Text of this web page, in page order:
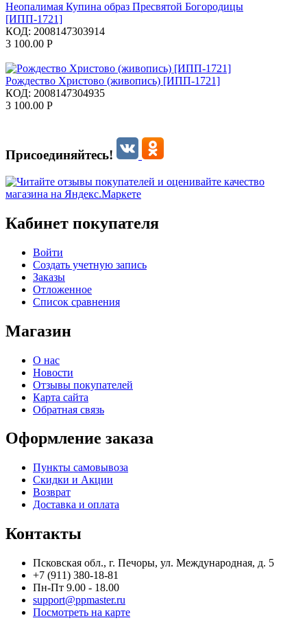
Неопалимая Купина образ Пресвятой Богородицы
[ИПП-1721]
КОД: 2008147303914
3 100.00 Р
Рождество Христово (живопись) [ИПП-1721]
КОД: 2008147304935
3 100.00 Р
Присоединяйтесь!
Кабинет покупателя
Войти
Создать учетную запись
Заказы
Отложенное
Список сравнения
Магазин
О нас
Новости
Отзывы покупателей
Карта сайта
Обратная связь
Оформление заказа
Пункты самовывоза
Скидки и Акции
Возврат
Доставка и оплата
Контакты
Псковская обл., г. Печоры, ул. Международная, д. 5
+7 (911) 380-18-81
Пн-Пт 9.00 - 18.00
support@ppmaster.ru
Посмотреть на карте